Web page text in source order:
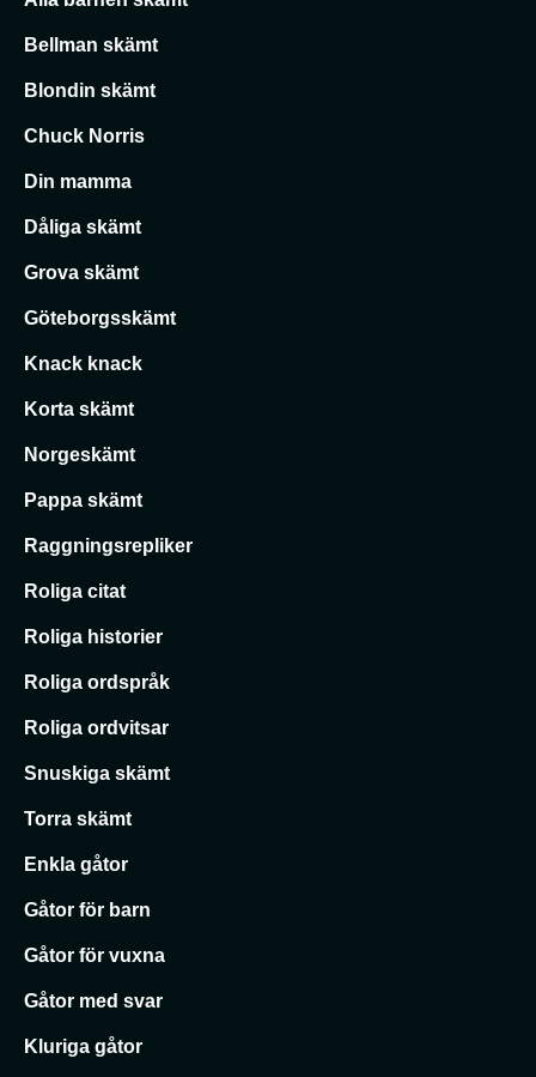
Bellman skämt
Blondin skämt
Chuck Norris
Din mamma
Dåliga skämt
Grova skämt
Göteborgsskämt
Knack knack
Korta skämt
Norgeskämt
Pappa skämt
Raggningsrepliker
Roliga citat
Roliga historier
Roliga ordspråk
Roliga ordvitsar
Snuskiga skämt
Torra skämt
Enkla gåtor
Gåtor för barn
Gåtor för vuxna
Gåtor med svar
Kluriga gåtor